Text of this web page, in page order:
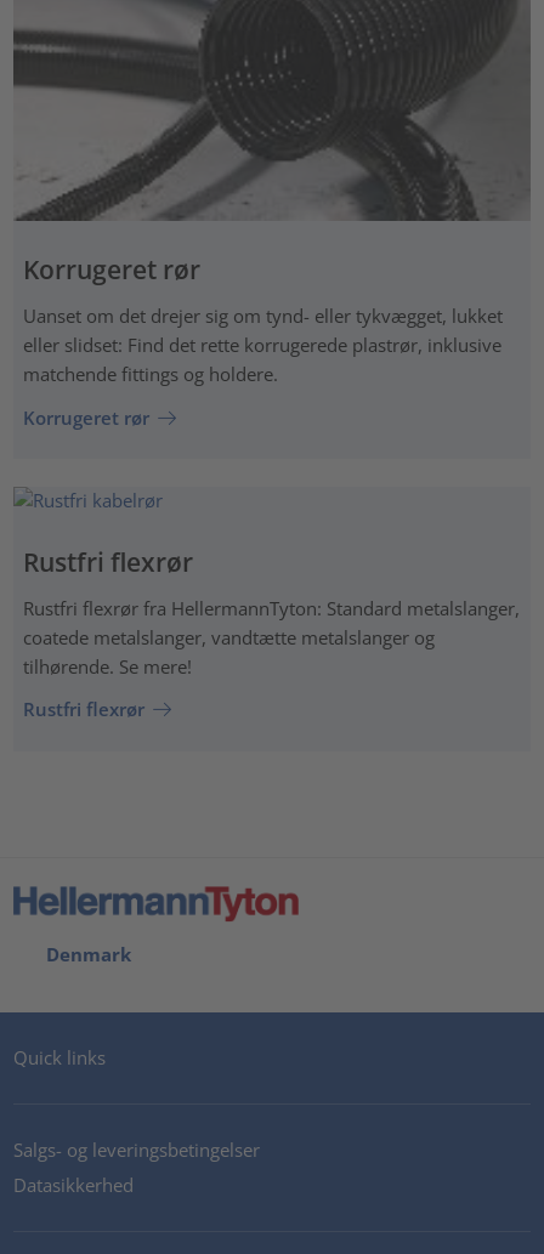
Korrugeret rør
Uanset om det drejer sig om tynd- eller tykvægget, lukket
eller slidset: Find det rette korrugerede plastrør, inklusive
matchende fittings og holdere.
Korrugeret rør
Rustfri flexrør
Rustfri flexrør fra HellermannTyton: Standard metalslanger,
coatede metalslanger, vandtætte metalslanger og
tilhørende. Se mere!
Rustfri flexrør
Denmark
Quick links
Salgs- og leveringsbetingelser
Datasikkerhed